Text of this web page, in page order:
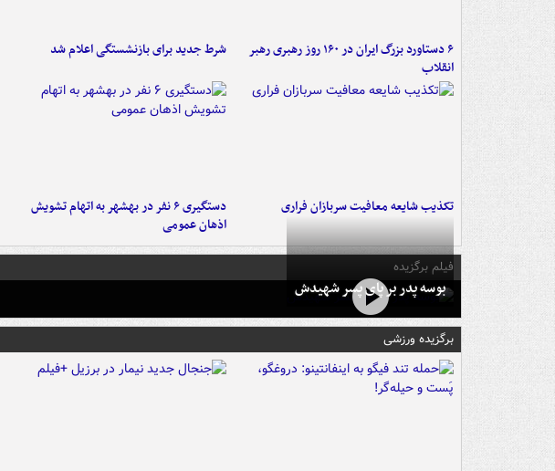
۶ دستاورد بزرگ ایران در ۱۶۰ روز رهبری رهبر
انقلاب
شرط جدید برای بازنشستگی اعلام شد
تکذیب شایعه معافیت سربازان فراری
دستگیری ۶ نفر در بهشهر به اتهام تشویش
اذهان عمومی
فیلم برگزیده
بوسه‌ پدر بر پای پسر شهیدش
برگزیده ورزشی